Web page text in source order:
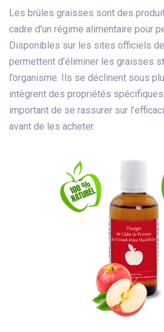
Les brûles graisses sont des
cadre d’un régime alimentaire pour
Disponibles sur les sites officiels
permettent d’éliminer les graisses
l’organisme. Ils se déclinent sous
intègrent des propriétés
important de se rassurer sur
avant de les acheter.